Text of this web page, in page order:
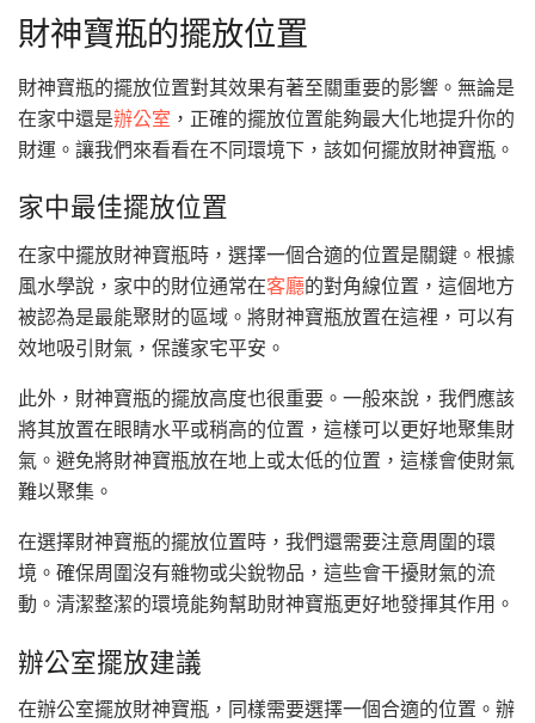
財神寶瓶的擺放位置
財神寶瓶的擺放位置對其效果有著至關重要的影響。無論是
在家中還是辦公室 ，正確的擺放位置能夠最大化地提升你的
財運。讓我們來看看在不同環境下，該如何擺放財神寶瓶。
家中最佳擺放位置
在家中擺放財神寶瓶時，選擇一個合適的位置是關鍵。根據
風水學說，家中的財位通常在客廳的對角線位置，這個地方
被認為是最能聚財的區域。將財神寶瓶放置在這裡，可以有
效地吸引財氣，保護家宅平安。
此外，財神寶瓶的擺放高度也很重要。一般來說，我們應該
將其放置在眼睛水平或稍高的位置，這樣可以更好地聚集財
氣。避免將財神寶瓶放在地上或太低的位置，這樣會使財氣
難以聚集。
在選擇財神寶瓶的擺放位置時，我們還需要注意周圍的環
境。確保周圍沒有雜物或尖銳物品，這些會干擾財氣的流
動。清潔整潔的環境能夠幫助財神寶瓶更好地發揮其作用。
辦公室擺放建議
在辦公室擺放財神寶瓶，同樣需要選擇一個合適的位置。辦